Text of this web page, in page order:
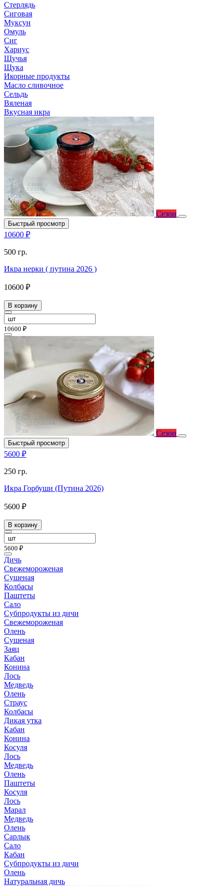
Стерлядь
Сиговая
Муксун
Омуль
Сиг
Хариус
Щучья
Щука
Икорные продукты
Масло сливочное
Сельдь
Вяленая
Вкусная икра
Сезон
Быстрый просмотр
10600 ₽
500 гр.
Икра нерки ( путина 2026 )
10600 ₽
В корзину
10600 ₽
Сезон
Быстрый просмотр
5600 ₽
250 гр.
Икра Горбуши (Путина 2026)
5600 ₽
В корзину
5600 ₽
Дичь
Свежемороженая
Сушеная
Колбасы
Паштеты
Сало
Субпродукты из дичи
Свежемороженая
Олень
Сушеная
Заяц
Кабан
Конина
Лось
Медведь
Олень
Страус
Колбасы
Дикая утка
Кабан
Конина
Косуля
Лось
Медведь
Олень
Паштеты
Косуля
Лось
Марал
Медведь
Олень
Сарлык
Сало
Кабан
Субпродукты из дичи
Олень
Натуральная дичь